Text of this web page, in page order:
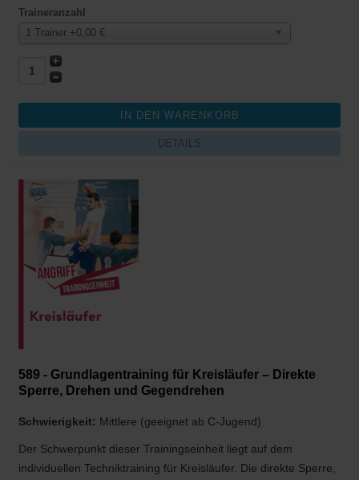
Traineranzahl
1 Trainer +0,00 €
DETAILS
589 - Grundlagentraining für Kreisläufer – Direkte
Sperre, Drehen und Gegendrehen
Schwierigkeit: Mittlere (geeignet ab C-Jugend)
Der Schwerpunkt dieser Trainingseinheit liegt auf dem
individuellen Techniktraining für Kreisläufer. Die direkte Sperre,